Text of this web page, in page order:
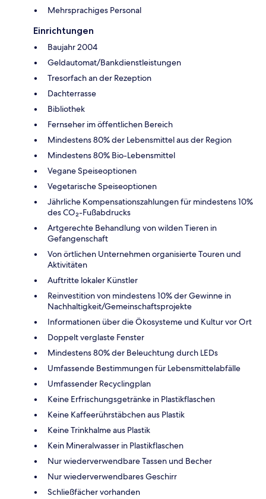
Mehrsprachiges Personal
Einrichtungen
Baujahr 2004
Geldautomat/Bankdienstleistungen
Tresorfach an der Rezeption
Dachterrasse
Bibliothek
Fernseher im öffentlichen Bereich
Mindestens 80% der Lebensmittel aus der Region
Mindestens 80% Bio-Lebensmittel
Vegane Speiseoptionen
Vegetarische Speiseoptionen
Jährliche Kompensationszahlungen für mindestens 10%
des CO₂-Fußabdrucks
Artgerechte Behandlung von wilden Tieren in
Gefangenschaft
Von örtlichen Unternehmen organisierte Touren und
Aktivitäten
Auftritte lokaler Künstler
Reinvestition von mindestens 10% der Gewinne in
Nachhaltigkeit/Gemeinschaftsprojekte
Informationen über die Ökosysteme und Kultur vor Ort
Doppelt verglaste Fenster
Mindestens 80% der Beleuchtung durch LEDs
Umfassende Bestimmungen für Lebensmittelabfälle
Umfassender Recyclingplan
Keine Erfrischungsgetränke in Plastikflaschen
Keine Kaffeerührstäbchen aus Plastik
Keine Trinkhalme aus Plastik
Kein Mineralwasser in Plastikflaschen
Nur wiederverwendbare Tassen und Becher
Nur wiederverwendbares Geschirr
Schließfächer vorhanden